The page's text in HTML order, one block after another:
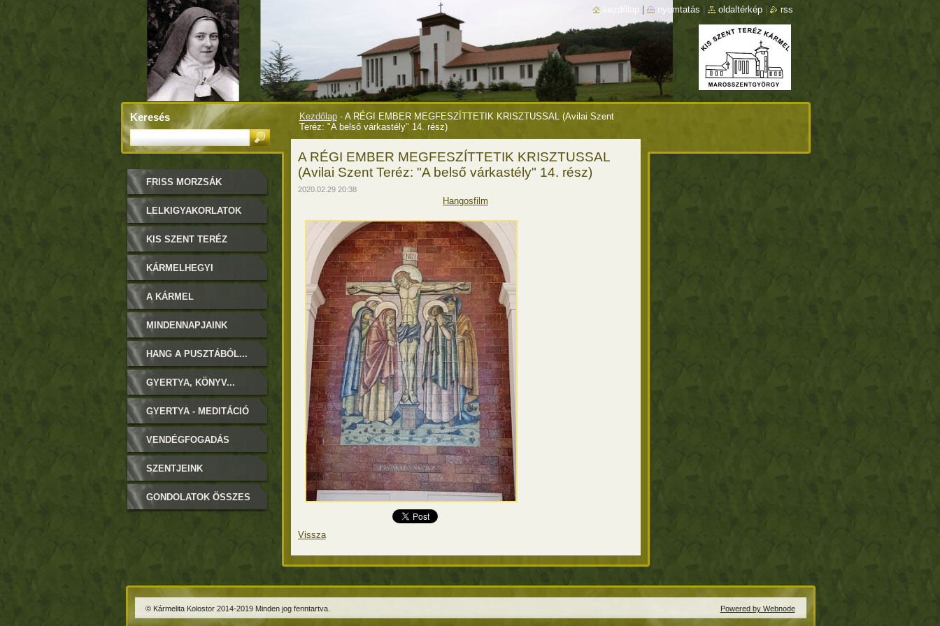
Kezdőlap - A RÉGI EMBER MEGFESZÍTTETIK KRISZTUSSAL (Avilai Szent
Teréz: "A belső várkastély" 14. rész)
A RÉGI EMBER MEGFESZÍTTETIK KRISZTUSSAL
(Avilai Szent Teréz: "A belső várkastély" 14. rész)
2020.02.29 20:38
Hangosfilm
Vissza
FRISS MORZSÁK
LELKIGYAKORLATOK
KIS SZENT TERÉZ
KÁRMELHEGYI
BOLDOGASSZONY
A KÁRMEL
MINDENNAPJAINK
HANG A PUSZTÁBÓL...
GYERTYA, KÖNYV...
GYERTYA - MEDITÁCIÓ
VENDÉGFOGADÁS
SZENTJEINK
GONDOLATOK ÖSSZES
Keresés
kezdőlap nyomtatás oldaltérkép rss
© Kármelita Kolostor 2014-2019 Minden jog fenntartva. Powered by Webnode